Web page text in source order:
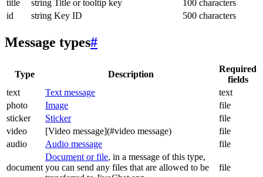
title
string Title or tooltip key
100 characters
id
string Key ID 500 characters
Message types#
Type Description
Required
fields
text
Text message
text
photo
Image
file
sticker
Sticker
file
video
[Video message](#video message)
file
audio
Audio message file
document
Document or file, in a message of this type,
you can send any files that are allowed to be
file